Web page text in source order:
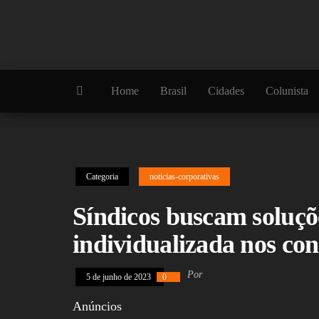
content
Home Brasil Cidades Colunista
Categoria noticias-corporativas
Síndicos buscam
individualizada nos
5 de junho de 2023 0 Por
Anúncios